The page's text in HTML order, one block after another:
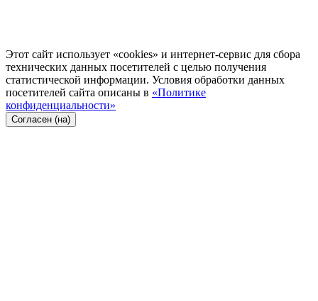
Этот сайт использует «cookies» и интернет-сервис для сбора
технических данных посетителей с целью получения
статистической информации. Условия обработки данных
посетителей сайта описаны в «Политике
конфиденциальности»
Согласен (на)